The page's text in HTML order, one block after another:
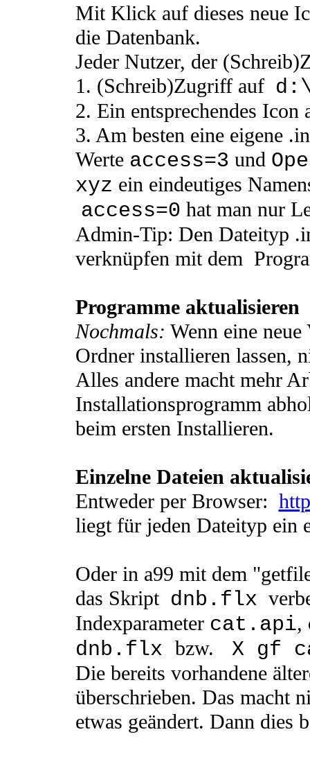
Mit Klick auf dieses neue
die Datenbank.
Jeder Nutzer, der
1. (Schreib)Zugriff auf
2. Ein entsprechendes Icon
3. Am besten eine eigene
Werte access=3 und
xyz ein eindeutiges
access=0 hat man nur
Admin-Tip: Den Dateityp
verknüpfen mit dem
Programme aktualisieren
Nochmals: Wenn eine
Ordner installieren lassen,
Alles andere macht mehr
Installationsprogramm
beim ersten Installieren.
Einzelne Dateien
Entweder per Browser:
liegt für jeden Dateityp ein
Oder in a99 mit dem
das Skript dnb.flx
Indexparameter cat.api,
dnb.flx bzw.
X gf
Die bereits vorhandene
überschrieben. Das macht
etwas geändert. Dann dies